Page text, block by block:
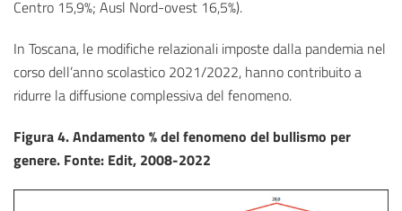
Centro 15,9%; Ausl Nord-ovest 16,5%).
In Toscana, le modifiche relazionali imposte dalla pandemia nel
corso dell’anno scolastico 2021/2022, hanno contribuito a
ridurre la diffusione complessiva del fenomeno.
Figura 4. Andamento % del fenomeno del bullismo per
genere. Fonte: Edit, 2008-2022